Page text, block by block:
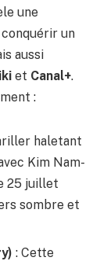
une
un
aussi
et Canal+.
:
haletant
Kim Nam-
25 juillet
sombre et
: Cette